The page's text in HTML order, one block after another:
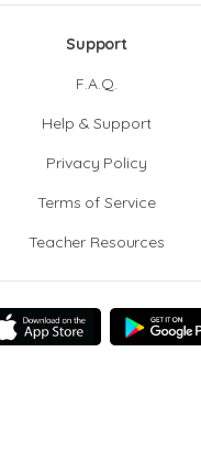
Support
F.A.Q.
Help & Support
Privacy Policy
Terms of Service
Teacher Resources